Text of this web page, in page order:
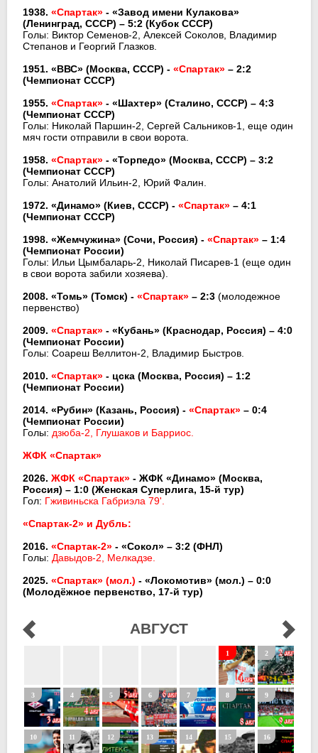
1938. «Спартак» - «Завод имени Кулакова»
(Ленинград, СССР) – 5:2 (Кубок СССР)
Голы: Виктор Семенов-2, Алексей Соколов, Владимир
Степанов и Георгий Глазков.
1951. «ВВС» (Москва, СССР) - «Спартак» – 2:2
(Чемпионат СССР)
1955. «Спартак» - «Шахтер» (Сталино, СССР) – 4:3
(Чемпионат СССР)
Голы: Николай Паршин-2, Сергей Сальников-1, еще один
мяч гости отправили в свои ворота.
1958. «Спартак» - «Торпедо» (Москва, СССР) – 3:2
(Чемпионат СССР)
Голы: Анатолий Ильин-2, Юрий Фалин.
1972. «Динамо» (Киев, СССР) - «Спартак» – 4:1
(Чемпионат СССР)
1998. «Жемчужина» (Сочи, Россия) - «Спартак» – 1:4
(Чемпионат России)
Голы: Ильи Цымбаларь-2, Николай Писарев-1 (еще один
в свои ворота забили хозяева).
2008. «Томь» (Томск) - «Спартак» – 2:3 (молодежное
первенство)
2009. «Спартак» - «Кубань» (Краснодар, Россия) – 4:0
(Чемпионат России)
Голы: Соареш Веллитон-2, Владимир Быстров.
2010. «Спартак» - цска (Москва, Россия) – 1:2
(Чемпионат России)
2014. «Рубин» (Казань, Россия) - «Спартак» – 0:4
(Чемпионат России)
Голы: дзюба-2, Глушаков и Барриос.
ЖФК «Спартак»
2026. ЖФК «Спартак» - ЖФК «Динамо» (Москва,
Россия) – 1:0 (Женская Суперлига, 15-й тур)
Гол: Гживиньска Габриэла 79'.
«Спартак-2» и Дубль:
2016. «Спартак-2» - «Сокол» – 3:2 (ФНЛ)
Голы: Давыдов-2, Мелкадзе.
2025. «Спартак» (мол.) - «Локомотив» (мол.) – 0:0
(Молодёжное первенство, 17-й тур)
АВГУСТ